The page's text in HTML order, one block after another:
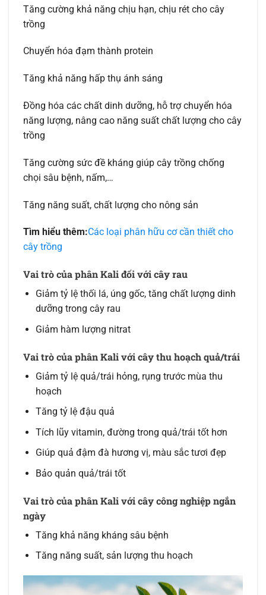
Tăng cường khả năng chịu hạn, chịu rét cho cây
trồng
Chuyển hóa đạm thành protein
Tăng khả năng hấp thụ ánh sáng
Đồng hóa các chất dinh dưỡng, hỗ trợ chuyển hóa
năng lượng, nâng cao năng suất chất lượng cho cây
trồng
Tăng cường sức đề kháng giúp cây trồng chống
chọi sâu bệnh, nấm,…
Tăng năng suất, chất lượng cho nông sản
Tìm hiểu thêm:Các loại phân hữu cơ cần thiết cho
cây trồng
Vai trò của phân Kali đối với cây rau
Giảm tỷ lệ thối lá, úng gốc, tăng chất lượng dinh
dưỡng trong cây rau
Giảm hàm lượng nitrat
Vai trò của phân Kali với cây thu hoạch quả/trái
Giảm tỷ lệ quả/trái hỏng, rụng trước mùa thu
hoạch
Tăng tỷ lệ đậu quả
Tích lũy vitamin, đường trong quả/trái tốt hơn
Giúp quả đậm đà hương vị, màu sắc tươi đẹp
Bảo quản quả/trái tốt
Vai trò của phân Kali với cây công nghiệp ngắn
ngày
Tăng khả năng kháng sâu bệnh
Tăng năng suất, sản lượng thu hoạch